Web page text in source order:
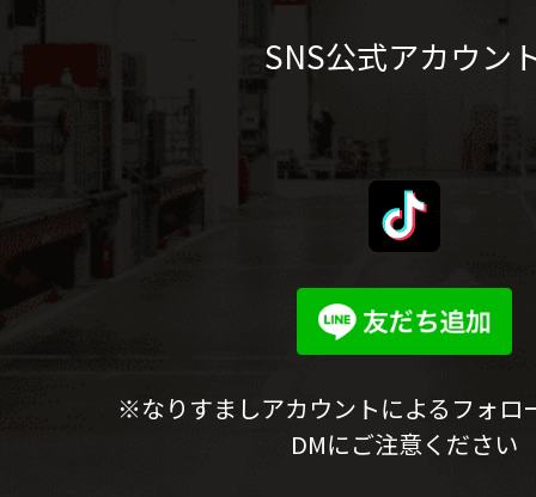
SNS公式アカウン
※なりすましアカウントによるフォロ
DMにご注意ください